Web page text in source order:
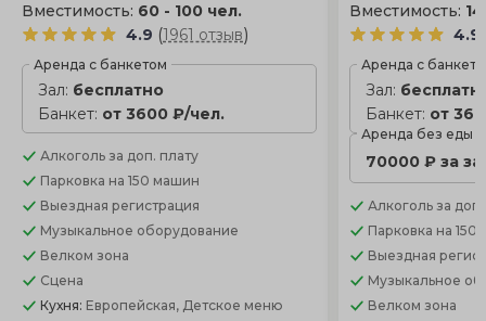
Вместимость: 60 - 100 чел.
4.9 (1961 отзыв)
Аренда с банкетом
Зал: бесплатно
Банкет: от 3600 ₽/чел.
Алкоголь за доп. плату
Парковка на 150 машин
Выездная регистрация
Музыкальное оборудование
Велком зона
Сцена
Кухня: Европейская, Детское меню
Вместимость:
4.9
Аренда с
Зал:
Банкет: от
Аренда без еды
70000 ₽ за
Алкоголь за
Парковка на 150
Выездная
Музыкальное
Велком зона